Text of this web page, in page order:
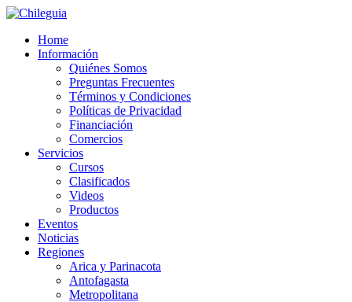
Home
Información
Quiénes Somos
Preguntas Frecuentes
Términos y Condiciones
Políticas de Privacidad
Financiación
Comercios
Servicios
Cursos
Clasificados
Videos
Productos
Eventos
Noticias
Regiones
Arica y Parinacota
Antofagasta
Metropolitana